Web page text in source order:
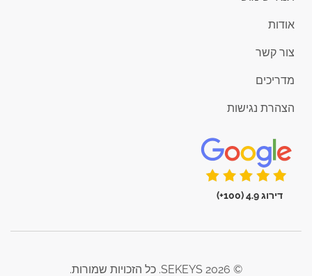
אודות
צור קשר
מדריכים
הצהרת נגישות
דירוג 4.9 (100+)
© 2026 SEKEYS. כל הזכויות שמורות.